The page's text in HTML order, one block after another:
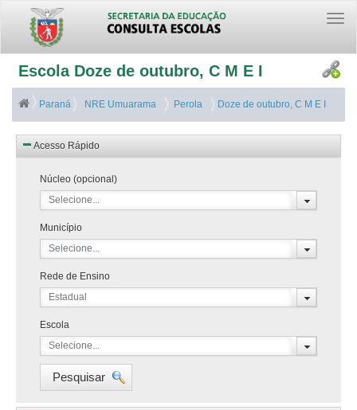
Escola Doze de outubro, C M E I
Paraná NRE Umuarama Perola Doze de outubro, C M E I
Acesso Rápido
Núcleo (opcional)
Selecione...
Município
Selecione...
Rede de Ensino
Estadual
Escola
Selecione...
Pesquisar